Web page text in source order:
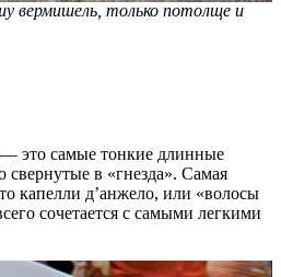
вермишель, только потолще и
это самые тонкие длинные
свернутые в «гнезда». Самая
капелли д’анжело, или «волосы
сочетается с самыми легкими